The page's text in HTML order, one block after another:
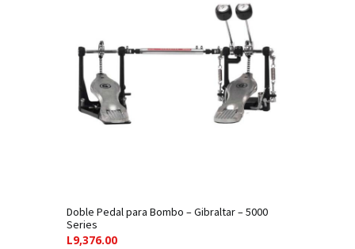
Doble Pedal para Bombo – Gibraltar – 5000
Series
L9,376.00